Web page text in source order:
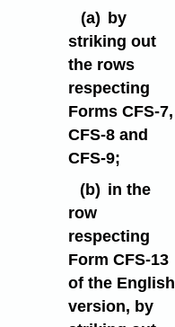
(a) by
striking out
the rows
respecting
Forms CFS-7,
CFS-8 and
CFS-9;
(b) in the
row
respecting
Form CFS-13
of the English
version, by